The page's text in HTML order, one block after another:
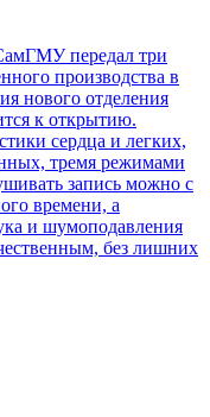
передал три
производства в
нового отделения
к открытию.
сердца и легких,
тремя режимами
запись можно с
времени, а
и шумоподавления
без лишних